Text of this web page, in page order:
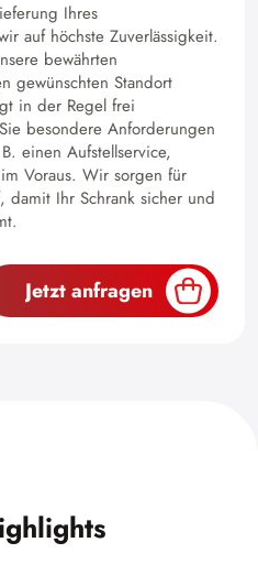
Ihres
auf höchste Zuverlässigkeit.
bewährten
gewünschten Standort
in der Regel frei
besondere Anforderungen
einen Aufstellservice,
Voraus. Wir sorgen für
damit Ihr Schrank sicher und
Jetzt anfragen